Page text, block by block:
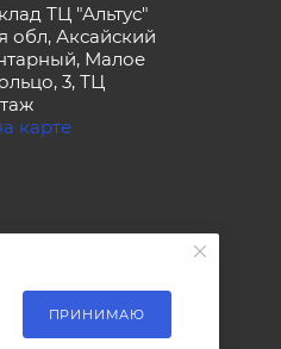
ТЦ "Альтус"
обл, Аксайский
Малое
3, ТЦ
карте
ПРИНИМАЮ